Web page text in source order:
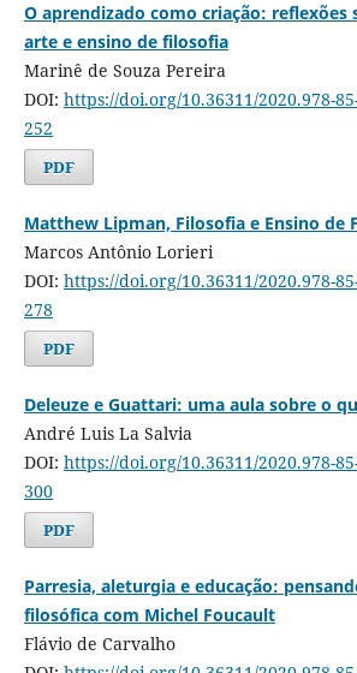
O aprendizado como criação: reflexões
arte e ensino de filosofia
Marinê de Souza Pereira
DOI: https://doi.org/10.36311/2020.978-
252
PDF
Matthew Lipman, Filosofia e Ensino de
Marcos Antônio Lorieri
DOI: https://doi.org/10.36311/2020.978-
278
PDF
Deleuze e Guattari: uma aula sobre o
André Luis La Salvia
DOI: https://doi.org/10.36311/2020.978-
300
PDF
Parresia, aleturgia e educação:
filosófica com Michel Foucault
Flávio de Carvalho